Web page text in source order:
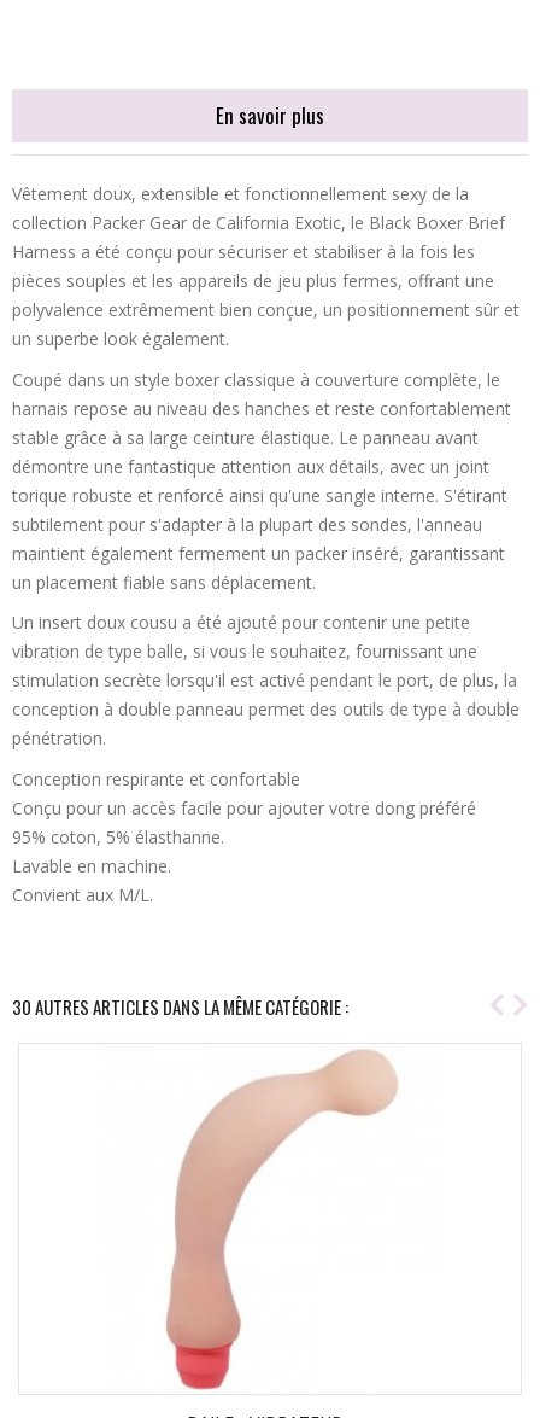
En savoir plus
Vêtement doux, extensible et fonctionnellement sexy de la
collection Packer Gear de California Exotic, le Black Boxer Brief
Harness a été conçu pour sécuriser et stabiliser à la fois les
pièces souples et les appareils de jeu plus fermes, offrant une
polyvalence extrêmement bien conçue, un positionnement sûr et
un superbe look également.
Coupé dans un style boxer classique à couverture complète, le
harnais repose au niveau des hanches et reste confortablement
stable grâce à sa large ceinture élastique. Le panneau avant
démontre une fantastique attention aux détails, avec un joint
torique robuste et renforcé ainsi qu'une sangle interne. S'étirant
subtilement pour s'adapter à la plupart des sondes, l'anneau
maintient également fermement un packer inséré, garantissant
un placement fiable sans déplacement.
Un insert doux cousu a été ajouté pour contenir une petite
vibration de type balle, si vous le souhaitez, fournissant une
stimulation secrète lorsqu'il est activé pendant le port, de plus, la
conception à double panneau permet des outils de type à double
pénétration.
Conception respirante et confortable
Conçu pour un accès facile pour ajouter votre dong préféré
95% coton, 5% élasthanne.
Lavable en machine.
Convient aux M/L.
30 AUTRES ARTICLES DANS LA MÊME CATÉGORIE :